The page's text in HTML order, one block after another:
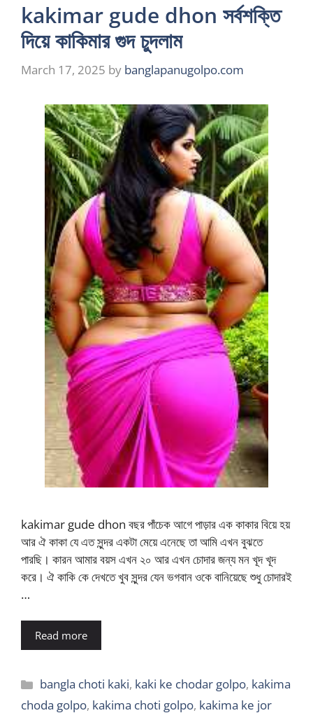
kakimar gude dhon সর্বশক্তি
দিয়ে কাকিমার গুদ চুদলাম
March 17, 2025 by banglapanugolpo.com
kakimar gude dhon বছর পাঁচেক আগে পাড়ার এক কাকার বিয়ে হয়
আর ঐ কাকা যে এত সুন্দর একটা মেয়ে এনেছে তা আমি এখন বুঝতে
পারছি। কারন আমার বয়স এখন ২০ আর এখন চোদার জন্য মন খূদ খূদ
করে। ঐ কাকি কে দেখতে খুব সুন্দর যেন ভগবান ওকে বানিয়েছে শুধু চোদারই
…
Read more
Categories
bangla choti kaki, kaki ke chodar golpo, kakima
choda golpo, kakima choti golpo, kakima ke jor